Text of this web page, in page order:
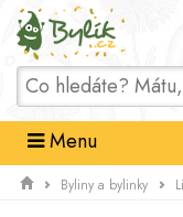
Domů
Menu
Byliny a bylinky